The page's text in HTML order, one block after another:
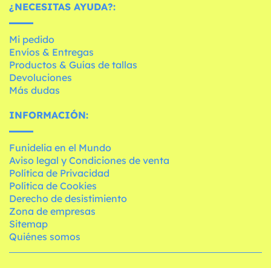
¿NECESITAS AYUDA?:
Mi pedido
Envíos & Entregas
Productos & Guías de tallas
Devoluciones
Más dudas
INFORMACIÓN:
Funidelia en el Mundo
Aviso legal y Condiciones de venta
Política de Privacidad
Política de Cookies
Derecho de desistimiento
Zona de empresas
Sitemap
Quiénes somos